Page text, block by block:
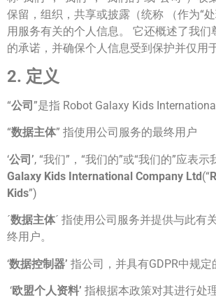
保留，组织，共享或披露（统称 （作为“
用服务有关的个人信息。 它还概述了我们
的承诺，并确保个人信息受到保护并仅用
2. 定义
“公司 ”是指 Robot Galaxy Kids
“数据主体” 指使用公司服务的最终用户
‘公司’, “我们”，“我们的”或“我们的”应表示
Galaxy Kids International Company Ltd(“
Kids”)
´数据主体´ 指使用公司服务并提供与此有
终用户。
‘数据控制器’ 指公司，并具有GDPR中规定
‘欧盟个人资料’ 指根据本政策对其进行处